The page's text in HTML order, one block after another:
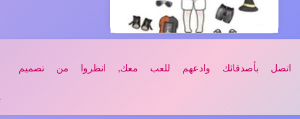
اتصل بأصدقائك وادعهم للعب معك, انظروا من تصميم